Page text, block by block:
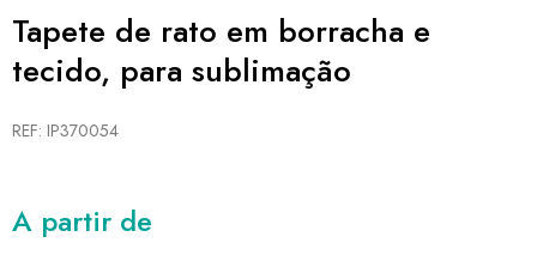
Tapete de rato em borracha e
tecido, para sublimação
REF: IP370054
A partir de